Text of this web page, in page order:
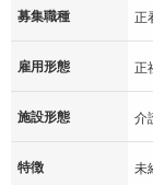
募集職種 正
雇用形態 正
施設形態 介
特徴 未